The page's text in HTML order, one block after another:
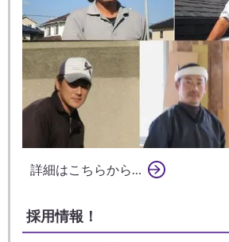
詳細はこちらから…
採用情報！